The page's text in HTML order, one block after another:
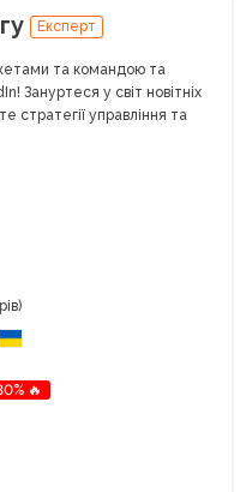
Експерт
та командою та
Зануртеся у світ новітніх
стратегії управління та
🔥